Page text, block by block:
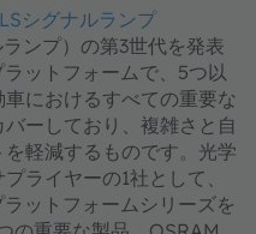
シグナルランプ
ンプ）の第3世代を発表
ットフォームで、5つ以
車におけるすべての重要な
ーしており、複雑さと自
軽減するものです。光学
ライヤーの1社として、
ットフォームシリーズを